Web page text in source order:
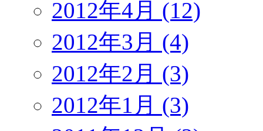
2012年4月 (12)
2012年3月 (4)
2012年2月 (3)
2012年1月 (3)